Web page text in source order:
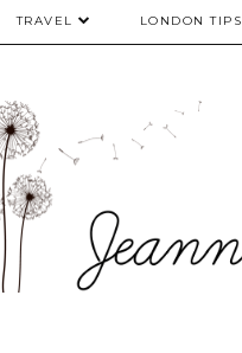
TRAVEL LONDON TIPS